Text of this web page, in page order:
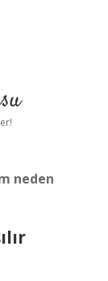
neden